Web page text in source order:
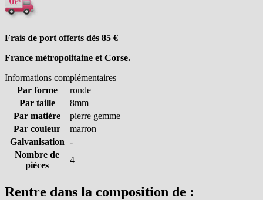
Frais de port offerts dès 85 €
France métropolitaine et Corse.
Informations complémentaires
Par forme
ronde
Par taille
8mm
Par matière
pierre gemme
Par couleur
marron
Galvanisation -
Nombre de
pièces
4
Rentre dans la composition de :